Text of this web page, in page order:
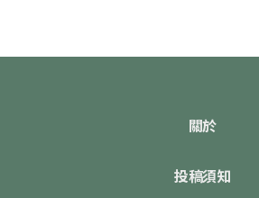
關於
投稿須知